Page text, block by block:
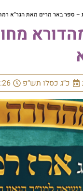
– ספר באר מרים מאת הגר"א
כ״ג כסלו תש״פ